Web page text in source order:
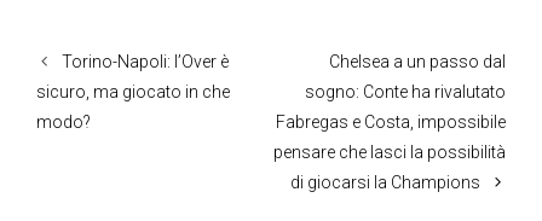
Torino-Napoli: l’Over è
sicuro, ma giocato in che
modo?
Chelsea a un passo dal
sogno: Conte ha rivalutato
Fabregas e Costa, impossibile
pensare che lasci la possibilità
di giocarsi la Champions